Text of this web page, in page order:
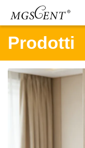
Prodotti